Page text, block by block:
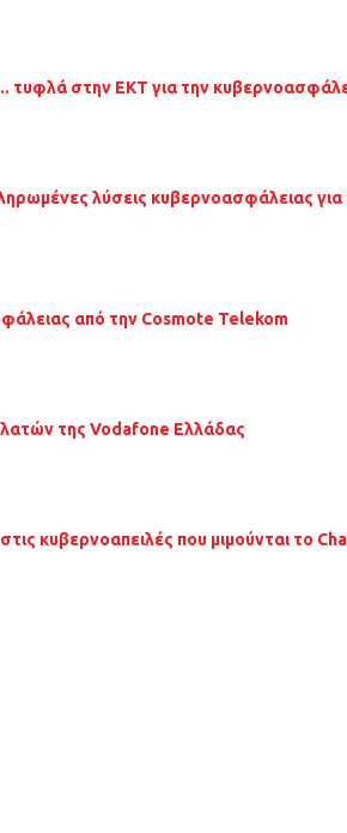
τυφλά στην ΕΚΤ για την
λύσεις κυβερνοασφάλειας
από την Cosmote Telekom
της Vodafone Ελλάδας
κυβερνοαπειλές που μιμούνται το